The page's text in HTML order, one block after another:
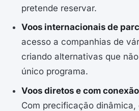
pretende reservar.
Voos internacionais de
acesso a companhias de
criando alternativas que
único programa.
Voos diretos e com conexão
Com precificação dinâmica,